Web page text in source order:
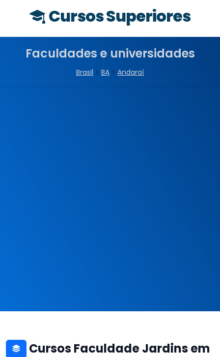
Cursos Superiores
Faculdades e universidades
Brasil > BA > Andaraí
Cursos Faculdade Jardins em